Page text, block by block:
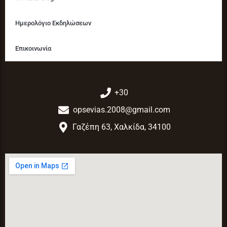
Ημερολόγιο Εκδηλώσεων
Επικοινωνία
+30
opsevias.2008@gmail.com
Γαζέπη 63, Χαλκίδα, 34100